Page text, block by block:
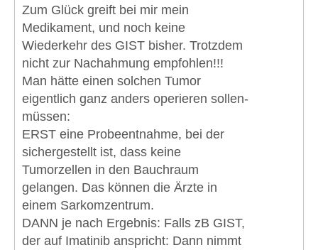
Zum Glück greift bei mir mein
Medikament, und noch keine
Wiederkehr des GIST bisher. Trotzdem
nicht zur Nachahmung empfohlen!!!
Man hätte einen solchen Tumor
eigentlich ganz anders operieren sollen-
müssen:
ERST eine Probeentnahme, bei der
sichergestellt ist, dass keine
Tumorzellen in den Bauchraum
gelangen. Das können die Ärzte in
einem Sarkomzentrum.
DANN je nach Ergebnis: Falls zB GIST,
der auf Imatinib anspricht: Dann nimmt